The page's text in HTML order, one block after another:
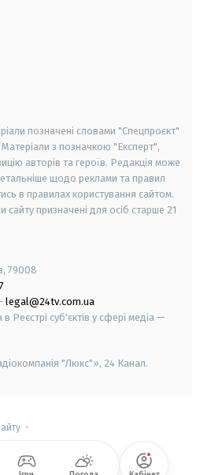
позначені словами "Спецпроєкт"
з позначкою "Експерт",
авторів та героїв. Редакція може
щодо реклами та правил
в правилах користування сайтом.
сайту призначені для осіб старше 21
79008
legal@24tv.com.ua
Реєстрі суб'єктів у сфері медіа —
"Люкс"», 24 Канал.
-